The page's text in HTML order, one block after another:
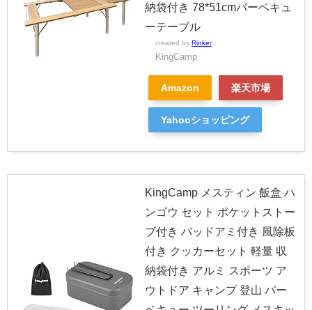
納袋付き 78*51cmバーベキュ
ーテーブル
created by Rinker
KingCamp
Amazon 楽天市場
Yahooショッピング
KingCamp メスティン 飯盒 ハ
ンゴウ セット ポケットストー
ブ付き バッドアミ付き 風除板
付き クッカーセット 軽量 収
納袋付き アルミ スポーツ ア
ウトドア キャンプ 登山 バー